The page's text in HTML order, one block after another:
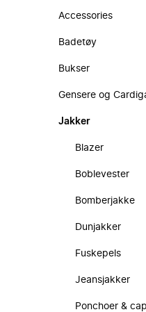
Accessories
Badetøy
Bukser
Gensere og
Jakker
Blazer
Boblevester
Bomberjakke
Dunjakker
Fuskepels
Jeansjakker
Ponchoer &